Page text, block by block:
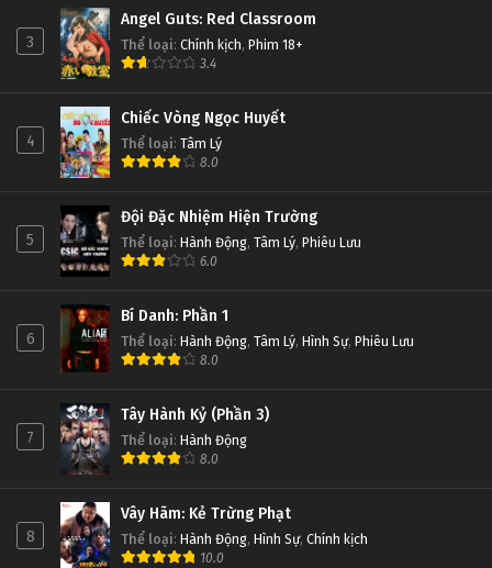
3
Angel Guts: Red Classroom
Thể loại: Chính kịch, Phim 18+
3.4
4
Chiếc Vòng Ngọc Huyết
Thể loại: Tâm Lý
8.0
5
Đội Đặc Nhiệm Hiện Trường
Thể loại: Hành Động, Tâm Lý, Phiêu Lưu
6.0
6
Bí Danh: Phần 1
Thể loại: Hành Động, Tâm Lý, Hình Sự, Phiêu Lưu
8.0
7
Tây Hành Kỷ (Phần 3)
Thể loại: Hành Động
8.0
8
Vây Hãm: Kẻ Trừng Phạt
Thể loại: Hành Động, Hình Sự, Chính kịch
10.0